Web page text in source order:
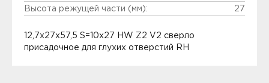
Высота режущей части (мм):
27
12,7x27x57,5 S=10x27 HW Z2 V2 сверло
присадочное для глухих отверстий RH